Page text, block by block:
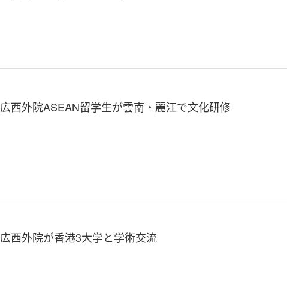
広西外院ASEAN留学生が雲南・麗江で文化研修
広西外院が香港3大学と学術交流